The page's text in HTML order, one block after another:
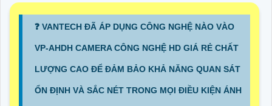
❓ VANTECH ĐÃ ÁP DỤNG CÔNG NGHỆ NÀO VÀO
VP-AHDH CAMERA CÔNG NGHỆ HD GIÁ RẺ CHẤT
LƯỢNG CAO ĐỂ ĐẢM BẢO KHẢ NĂNG QUAN SÁT
ỔN ĐỊNH VÀ SẮC NÉT TRONG MỌI ĐIỀU KIỆN ÁNH